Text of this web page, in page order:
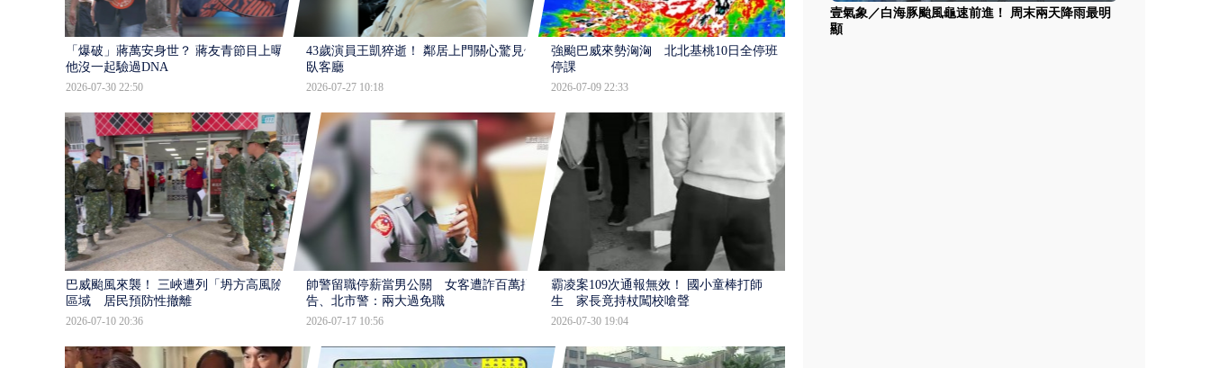
「爆破」蔣萬安身世？ 蔣友青節目上曝：
他沒一起驗過DNA
2026-07-30 22:50
43歲演員王凱猝逝！ 鄰居上門關心驚見倒
臥客廳
2026-07-27 10:18
強颱巴威來勢洶洶 北北基桃10日全停班
停課
2026-07-09 22:33
巴威颱風來襲！ 三峽遭列「坍方高風險」
區域 居民預防性撤離
2026-07-10 20:36
帥警留職停薪當男公關 女客遭詐百萬提
告、北市警：兩大過免職
2026-07-17 10:56
霸凌案109次通報無效！ 國小童棒打師
生 家長竟持杖闖校嗆聲
2026-07-30 19:04
壹氣象／白海豚颱風龜速前進！ 周末兩天降雨最明
顯